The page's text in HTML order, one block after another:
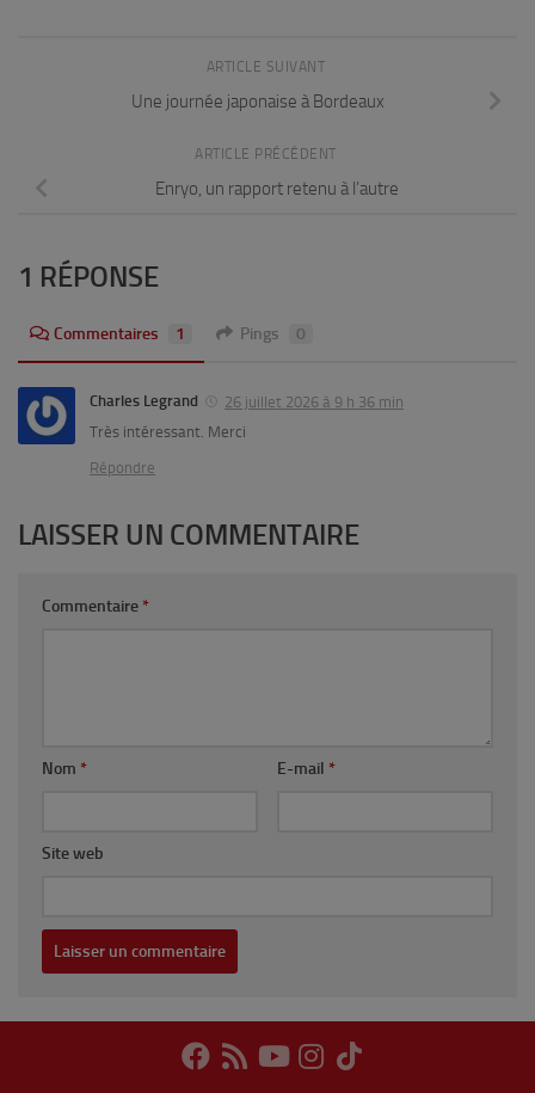
ARTICLE SUIVANT
Une journée japonaise à Bordeaux
ARTICLE PRÉCÉDENT
Enryo, un rapport retenu à l’autre
1 RÉPONSE
Commentaires 1 Pings 0
Charles Legrand
26 juillet 2026 à 9 h 36 min
Très intéressant. Merci
Répondre
LAISSER UN COMMENTAIRE
Commentaire *
Nom * E-mail *
Site web